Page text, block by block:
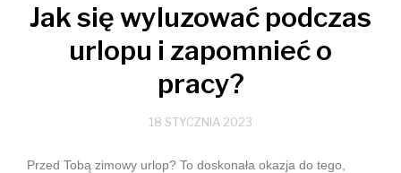
Jak się wyluzować podczas
urlopu i zapomnieć o
pracy?
18 STYCZNIA 2023
Przed Tobą zimowy urlop? To doskonała okazja do tego,